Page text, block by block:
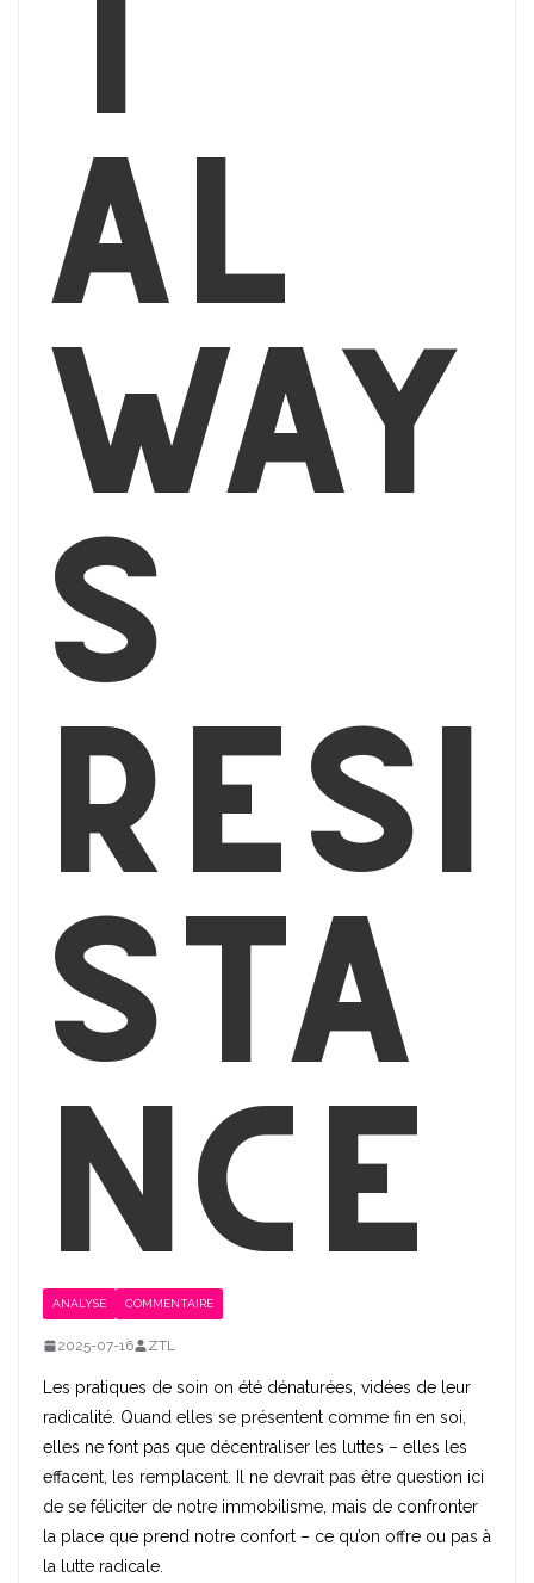
al
way
s
resi
sta
nce
ANALYSE COMMENTAIRE
2025-07-16 ZTL
Les pratiques de soin on été dénaturées, vidées de leur
radicalité. Quand elles se présentent comme fin en soi,
elles ne font pas que décentraliser les luttes – elles les
effacent, les remplacent. Il ne devrait pas être question ici
de se féliciter de notre immobilisme, mais de confronter
la place que prend notre confort – ce qu’on offre ou pas à
la lutte radicale.